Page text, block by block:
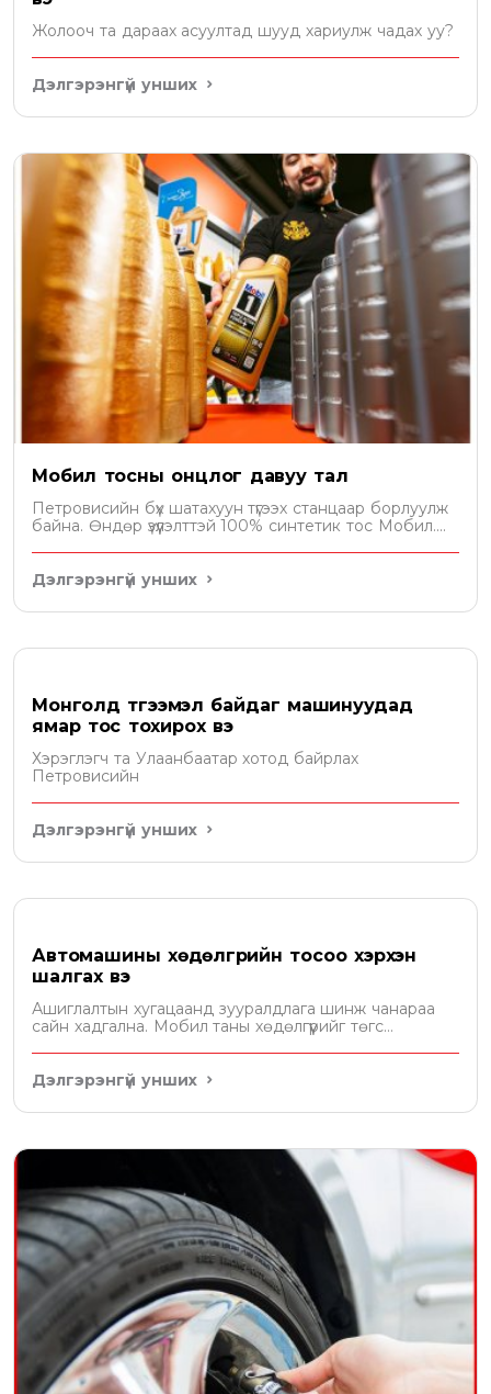
Жолооч та дараах асуултад шууд хариулж чадах уу?
Дэлгэрэнгүй унших
Мобил тосны онцлог давуу тал
Петровисийн бүх шатахуун түгээх станцаар борлуулж
байна. Өндөр үзүүлэлттэй 100% синтетик тос Мобил....
Дэлгэрэнгүй унших
Монголд түгээмэл байдаг машинуудад
ямар тос тохирох вэ
Хэрэглэгч та Улаанбаатар хотод байрлах
Петровисийн
Дэлгэрэнгүй унших
Автомашины хөдөлгүүрийн тосоо хэрхэн
шалгах вэ
Ашиглалтын хугацаанд зууралдлага шинж чанараа
сайн хадгална. Мобил таны хөдөлгүүрийг төгс
Дэлгэрэнгүй унших